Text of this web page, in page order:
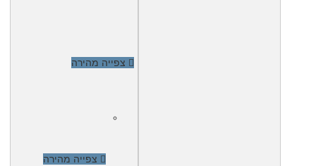
צפייה מהירה
צפייה מהירה